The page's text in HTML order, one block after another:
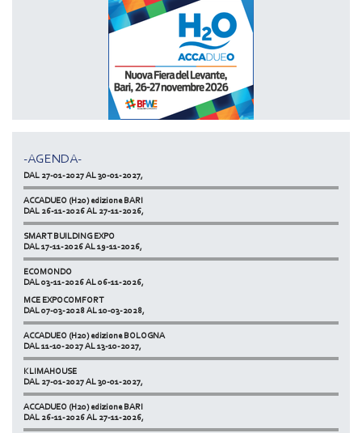
-AGENDA-
DAL 07-03-2028 AL 10-03-2028,
KLIMAHOUSE
DAL 27-01-2027 AL 30-01-2027,
ACCADUEO (H20) edizione BARI
DAL 26-11-2026 AL 27-11-2026,
SMART BUILDING EXPO
DAL 17-11-2026 AL 19-11-2026,
ECOMONDO
DAL 03-11-2026 AL 06-11-2026,
NETZERO MILAN - EXPO SUMMIT
DAL 20-10-2026 AL 22-10-2026,
MCE EXPOCOMFORT
DAL 07-03-2028 AL 10-03-2028,
ACCADUEO (H20) edizione BOLOGNA
DAL 11-10-2027 AL 13-10-2027,
KLIMAHOUSE
DAL 27-01-2027 AL 30-01-2027,
ACCADUEO (H20) edizione BARI
DAL 26-11-2026 AL 27-11-2026,